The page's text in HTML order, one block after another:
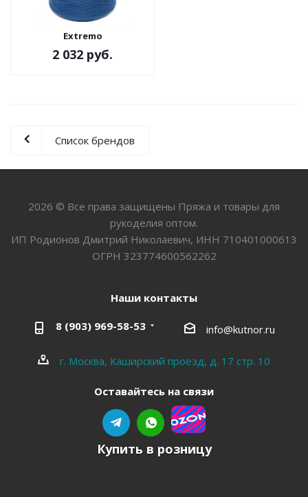
Extremo
2 032 руб.
Список брендов
2026 © Все права защищены Пряжа и товары для
рукоделия оптом.
ИП Родионов Дмитрий Николаевич, ИНН 710401000613
ОГРН 323774600562262
Наши контакты
8 (903) 969-58-53 info@kutnor.ru
г. Москва, Каширский проезд, д. 17 стр. 10
Оставайтесь на связи
Купить в розницу